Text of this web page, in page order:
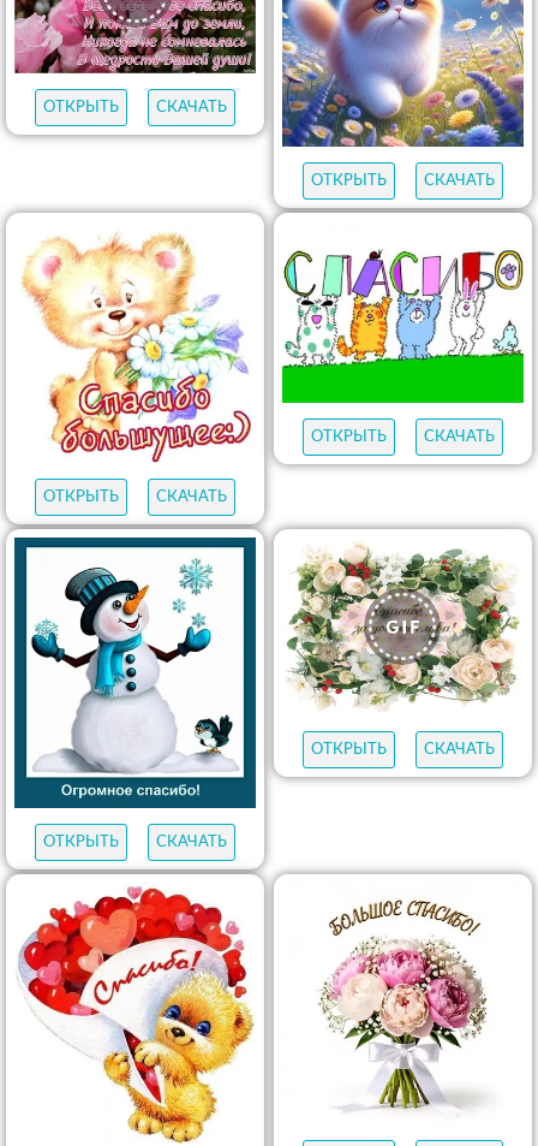
ОТКРЫТЬ СКАЧАТЬ
ОТКРЫТЬ СКАЧАТЬ
ОТКРЫТЬ СКАЧАТЬ
ОТКРЫТЬ СКАЧАТЬ
ОТКРЫТЬ СКАЧАТЬ
ОТКРЫТЬ СКАЧАТЬ